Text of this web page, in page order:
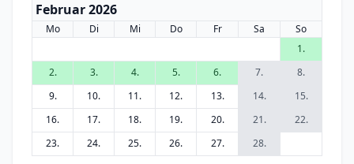
Februar 2026
Mo Di Mi Do Fr Sa
So
1.
2.
3. 4. 5. 6. 7.
8.
9.
10. 11. 12. 13. 14.
15.
16.
17. 18. 19. 20. 21.
22.
23.
24. 25. 26. 27. 28.